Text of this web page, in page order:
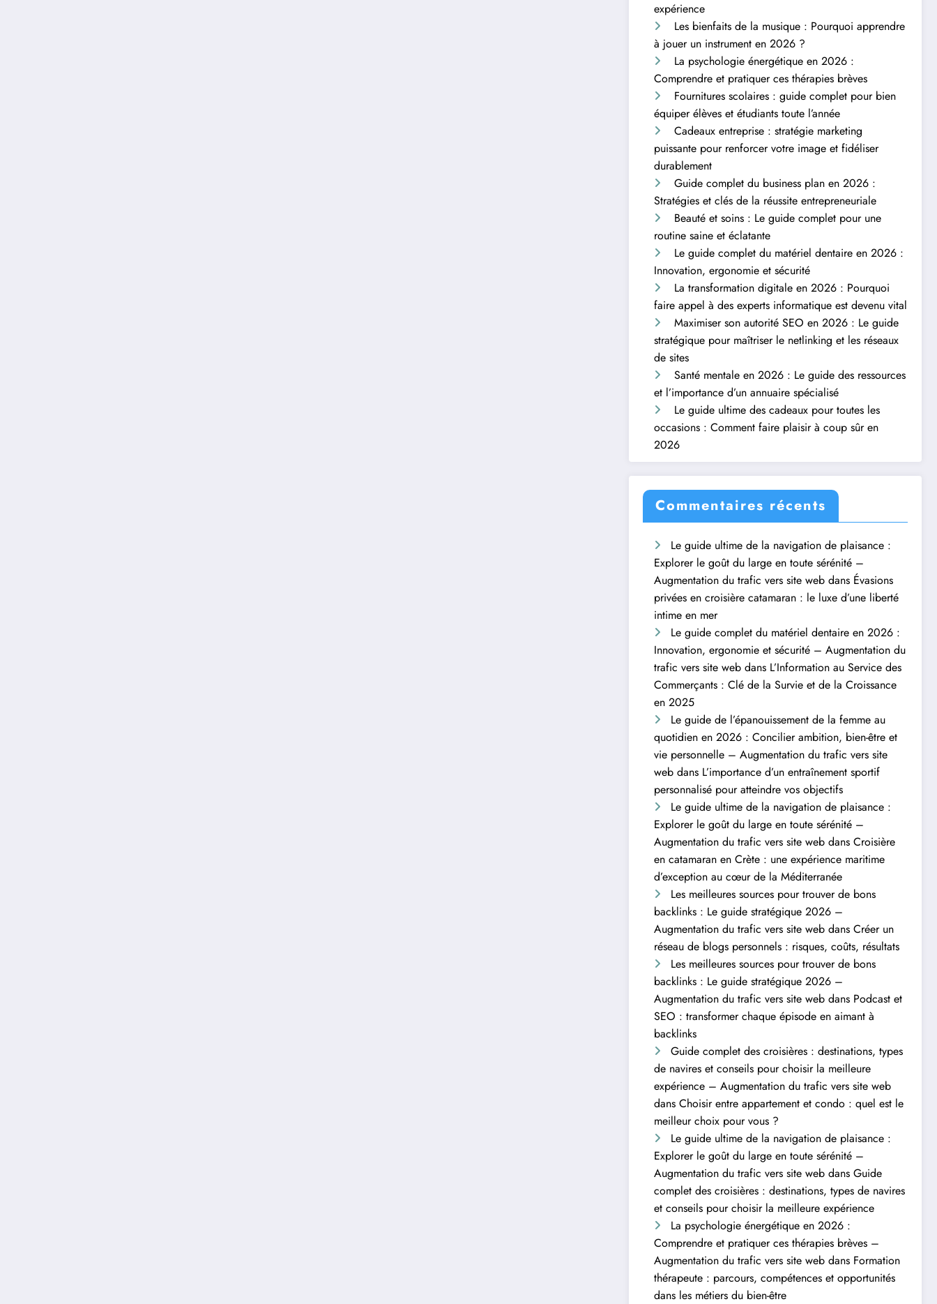
expérience
Les bienfaits de la musique : Pourquoi apprendre
à jouer un instrument en 2026 ?
La psychologie énergétique en 2026 :
Comprendre et pratiquer ces thérapies brèves
Fournitures scolaires : guide complet pour bien
équiper élèves et étudiants toute l’année
Cadeaux entreprise : stratégie marketing
puissante pour renforcer votre image et fidéliser
durablement
Guide complet du business plan en 2026 :
Stratégies et clés de la réussite entrepreneuriale
Beauté et soins : Le guide complet pour une
routine saine et éclatante
Le guide complet du matériel dentaire en 2026 :
Innovation, ergonomie et sécurité
La transformation digitale en 2026 : Pourquoi
faire appel à des experts informatique est devenu vital
Maximiser son autorité SEO en 2026 : Le guide
stratégique pour maîtriser le netlinking et les réseaux
de sites
Santé mentale en 2026 : Le guide des ressources
et l’importance d’un annuaire spécialisé
Le guide ultime des cadeaux pour toutes les
occasions : Comment faire plaisir à coup sûr en
2026
Commentaires récents
Le guide ultime de la navigation de plaisance :
Explorer le goût du large en toute sérénité –
Augmentation du trafic vers site web dans Évasions
privées en croisière catamaran : le luxe d’une liberté
intime en mer
Le guide complet du matériel dentaire en 2026 :
Innovation, ergonomie et sécurité – Augmentation du
trafic vers site web dans L’Information au Service des
Commerçants : Clé de la Survie et de la Croissance
en 2025
Le guide de l’épanouissement de la femme au
quotidien en 2026 : Concilier ambition, bien-être et
vie personnelle – Augmentation du trafic vers site
web dans L’importance d’un entraînement sportif
personnalisé pour atteindre vos objectifs
Le guide ultime de la navigation de plaisance :
Explorer le goût du large en toute sérénité –
Augmentation du trafic vers site web dansCroisière
en catamaran en Crète : une expérience maritime
d’exception au cœur de la Méditerranée
Les meilleures sources pour trouver de bons
backlinks : Le guide stratégique 2026 –
Augmentation du trafic vers site web dansCréer un
réseau de blogs personnels : risques, coûts, résultats
Les meilleures sources pour trouver de bons
backlinks : Le guide stratégique 2026 –
Augmentation du trafic vers site web dans Podcast et
SEO : transformer chaque épisode en aimant à
backlinks
Guide complet des croisières : destinations, types
de navires et conseils pour choisir la meilleure
expérience – Augmentation du trafic vers site web
dansChoisir entre appartement et condo : quel est le
meilleur choix pour vous ?
Le guide ultime de la navigation de plaisance :
Explorer le goût du large en toute sérénité –
Augmentation du trafic vers site web dansGuide
complet des croisières : destinations, types de navires
et conseils pour choisir la meilleure expérience
La psychologie énergétique en 2026 :
Comprendre et pratiquer ces thérapies brèves –
Augmentation du trafic vers site web dans Formation
thérapeute : parcours, compétences et opportunités
dans les métiers du bien-être